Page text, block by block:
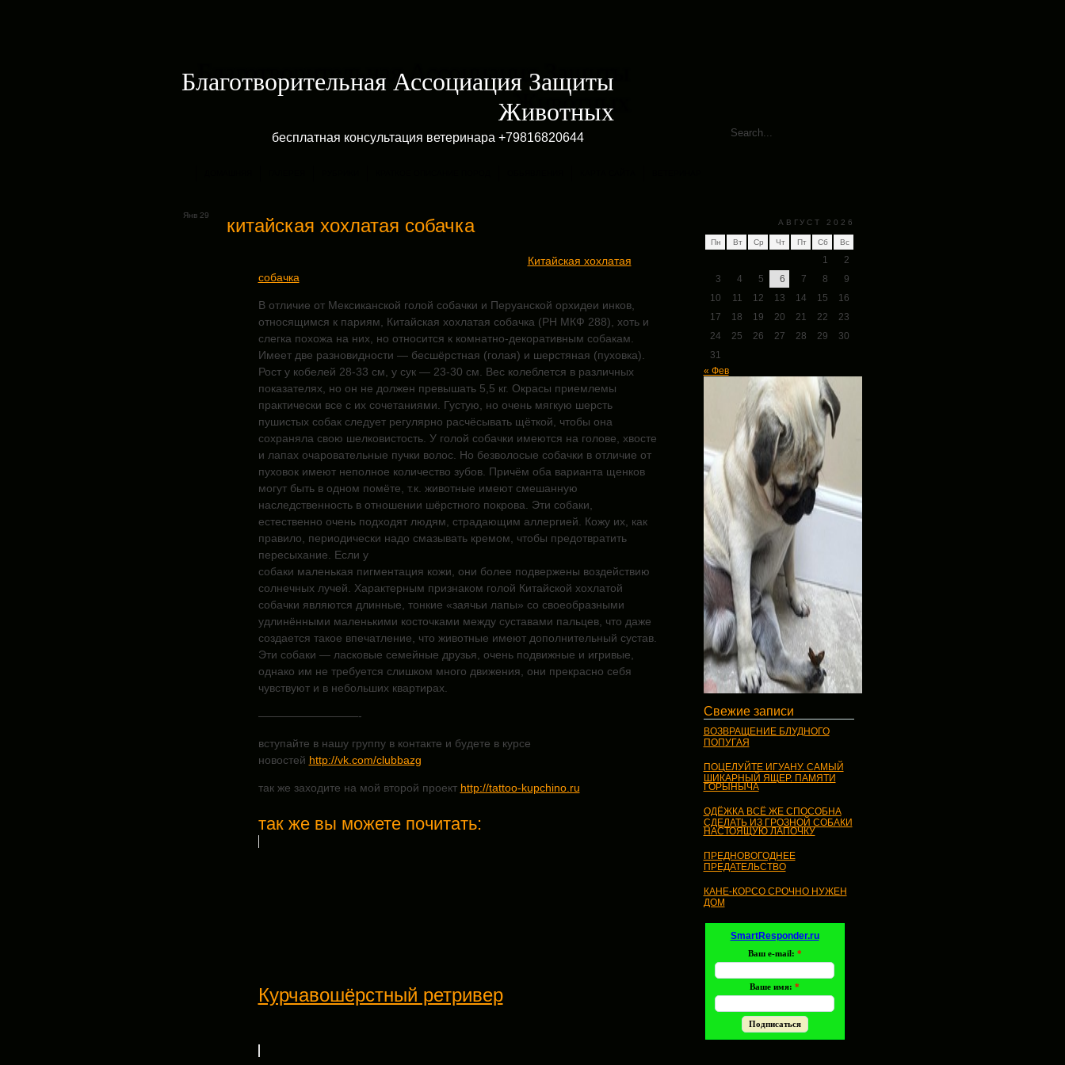
Благотворительная Ассоциация Защиты
Животных
бесплатная консультация ветеринара +79816820644
Янв 29 китайская хохлатая собачка
Китайская хохлатая
собачка
В отличие от Мексиканской голой собачки и Перуанской орхидеи инков,
относящимся к париям, Китайская хохлатая собачка (РН МКФ 288), хоть и
слегка похожа на них, но относится к комнатно-декоративным собакам.
Имеет две разновидности — бесшёрстная (голая) и шерстяная (пуховка).
Рост у кобелей 28-33 см, у сук — 23-30 см. Вес колеблется в различных
показателях, но он не должен превышать 5,5 кг. Окрасы приемлемы
практически все с их сочетаниями. Густую, но очень мягкую шерсть
пушистых собак следует регулярно расчёсывать щёткой, чтобы она
сохраняла свою шелковистость. У голой собачки имеются на голове, хвосте
и лапах очаровательные пучки волос. Но безволосые собачки в отличие от
пуховок имеют неполное количество зубов. Причём оба варианта щенков
могут быть в одном помёте, т.к. животные имеют смешанную
наследственность в отношении шёрстного покрова. Эти собаки,
естественно очень подходят людям, страдающим аллергией. Кожу их, как
правило, периодически надо смазывать кремом, чтобы предотвратить
пересыхание. Если у
собаки маленькая пигментация кожи, они более подвержены воздействию
солнечных лучей. Характерным признаком голой Китайской хохлатой
собачки являются длинные, тонкие «заячьи лапы» со своеобразными
удлинёнными маленькими косточками между суставами пальцев, что даже
создается такое впечатление, что животные имеют дополнительный сустав.
Эти собаки — ласковые семейные друзья, очень подвижные и игривые,
однако им не требуется слишком много движения, они прекрасно себя
чувствуют и в небольших квартирах.
—————————-
вступайте в нашу группу в контакте и будете в курсе
новостей http://vk.com/clubbazg
так же заходите на мой второй проект http://tattoo-kupchino.ru
так же вы можете почитать:
Курчавошёрстный ретривер
АВГУСТ 2026
Пн Вт Ср Чт Пт Сб Вс
1
2
3
4 5 6 7 8
9
10
11 12 13 14 15
16
17
18 19 20 21 22
23
24
25 26 27 28 29
30
31
« Фев
Свежие записи
ВОЗВРАЩЕНИЕ БЛУДНОГО
ПОПУГАЯ
ПОЦЕЛУЙТЕ ИГУАНУ. САМЫЙ
ШИКАРНЫЙ ЯЩЕР. ПАМЯТИ
ГОРЫНЫЧА
ОДЁЖКА ВСЁ ЖЕ СПОСОБНА
СДЕЛАТЬ ИЗ ГРОЗНОЙ СОБАКИ
НАСТОЯЩУЮ ЛАПОЧКУ
ПРЕДНОВОГОДНЕЕ
ПРЕДАТЕЛЬСТВО
КАНЕ-КОРСО СРОЧНО НУЖЕН
ДОМ
SmartResponder.ru
Ваш e-mail: *
Ваше имя: *